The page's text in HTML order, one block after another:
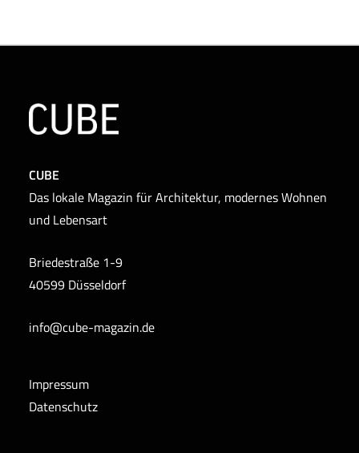
CUBE
Das lokale Magazin für Architektur, modernes Wohnen
und Lebensart
Briedestraße 1-9
40599 Düsseldorf
info@cube-magazin.de
Impressum
Datenschutz